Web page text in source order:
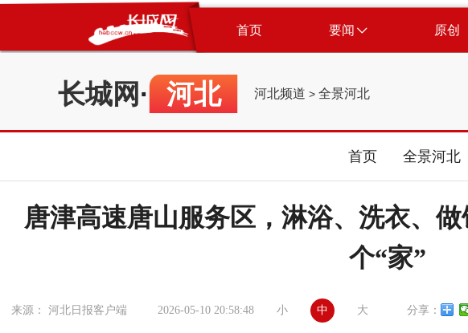
首页 要闻 原创
长城网 · 河北 河北频道 > 全景河北
首页 全景河北
唐津高速唐山服务区，淋浴、洗衣、
个“家”
来源： 河北日报客户端 2026-05-10 20:58:48 小 中 大 分享：